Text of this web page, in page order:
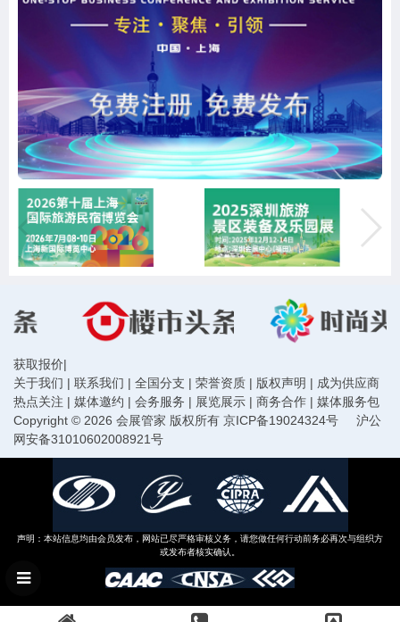
获取报价|
关于我们 | 联系我们 | 全国分支 | 荣誉资质 | 版权声明 | 成为供应商
热点关注 | 媒体邀约 | 会务服务 | 展览展示 | 商务合作 | 媒体服务包
Copyright © 2026 会展管家 版权所有 京ICP备19024324号
沪公
网安备31010602008921号
声明：本站信息均由会员发布，网站已尽严格审核义务，请您做任何行动前务必再次与组织方
或发布者核实确认。